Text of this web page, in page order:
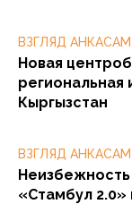
ВЗГЛЯД АНКАСАМ
Новая
региональная
Кыргызстан
ВЗГЛЯД АНКАСАМ
«Стамбул 2.0»